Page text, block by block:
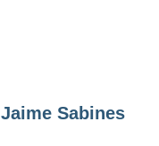
Jaime Sabines